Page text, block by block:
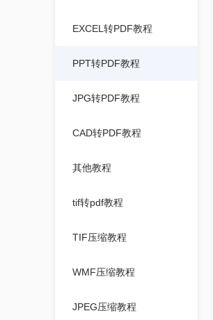
EXCEL转PDF教程
PPT转PDF教程
JPG转PDF教程
CAD转PDF教程
其他教程
tif转pdf教程
TIF压缩教程
WMF压缩教程
JPEG压缩教程